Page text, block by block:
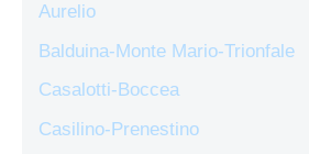
Aurelio
Balduina-Monte Mario-Trionfale
Casalotti-Boccea
Casilino-Prenestino